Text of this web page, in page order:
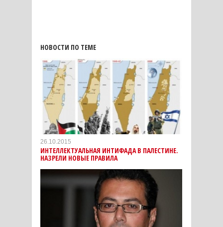
НОВОСТИ ПО ТЕМЕ
26.10.2015
ИНТЕЛЛЕКТУАЛЬНАЯ ИНТИФАДА В ПАЛЕСТИНЕ.
НАЗРЕЛИ НОВЫЕ ПРАВИЛА